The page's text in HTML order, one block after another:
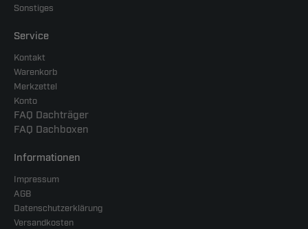
Sonstiges
Service
Kontakt
Warenkorb
Merkzettel
Konto
FAQ Dachträger
FAQ Dachboxen
Informationen
Impressum
AGB
Datenschutzerklärung
Versandkosten